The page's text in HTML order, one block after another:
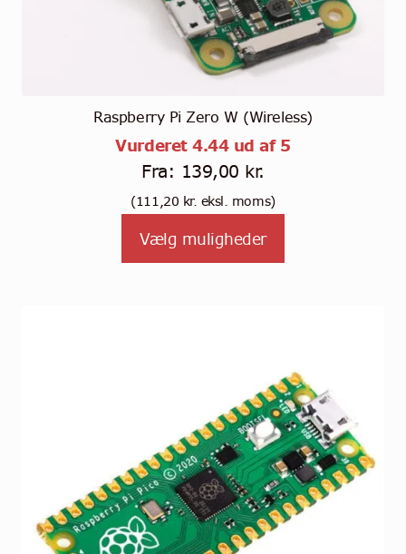
Raspberry Pi Zero W (Wireless)
Vurderet4.44ud af 5
Fra: 139,00 kr.
(111,20 kr. eksl. moms)
Vælg muligheder